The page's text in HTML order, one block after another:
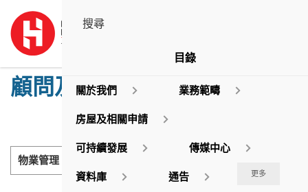
顧問及承辦商名單
物業管理
目錄
關於我們 業務範疇
房屋及相關申請
可持續發展 傳媒中心
資料庫 通告 更多